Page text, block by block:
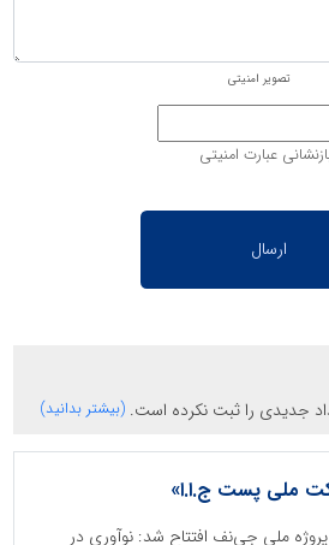
عبارت امنیتی
جدیدی را ثبت نکرده است. (بیشتر بدانید)
ملی پست ج.ا.ا»
ملی جی‌نف افتتاح شد: نوآوری در